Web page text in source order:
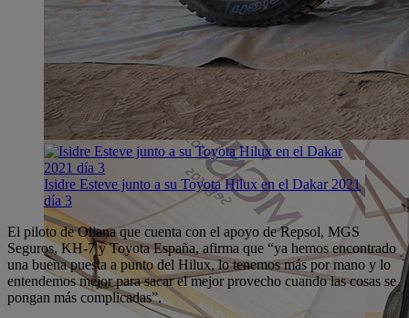
Isidre Esteve junto a su Toyota Hilux en el Dakar 2021
día 3
El piloto de Oliana que cuenta con el apoyo de Repsol, MGS
Seguros, KH-7 y Toyota España, afirma que “ya hemos encontrado
una buena puesta a punto del Hilux, lo tenemos más por mano y lo
entendemos mejor para sacar el mejor provecho cuando las cosas se
pongan más complicadas”.